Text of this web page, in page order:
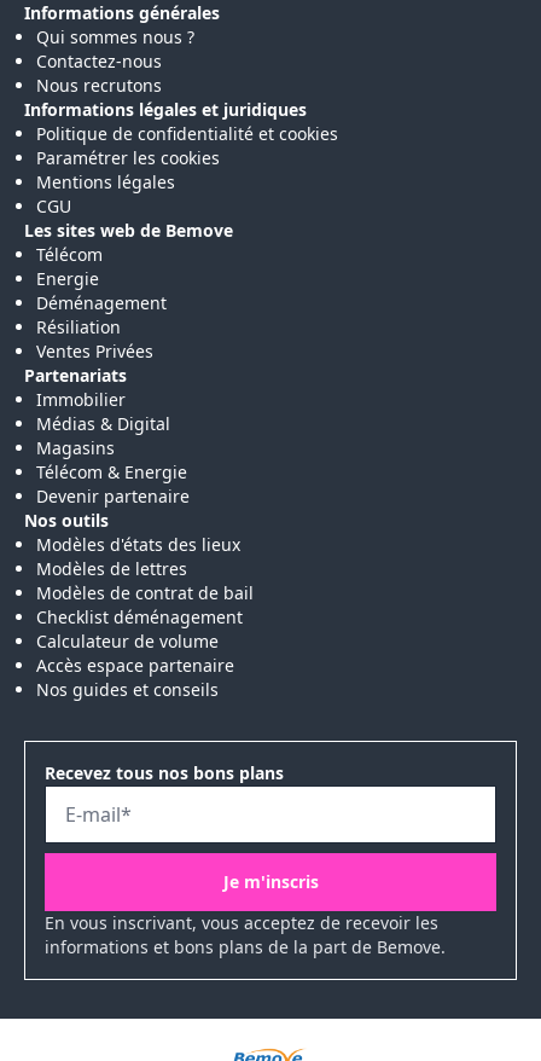
Informations générales
Qui sommes nous ?
Contactez-nous
Nous recrutons
Informations légales et juridiques
Politique de confidentialité et cookies
Paramétrer les cookies
Mentions légales
CGU
Les sites web de Bemove
Télécom
Energie
Déménagement
Résiliation
Ventes Privées
Partenariats
Immobilier
Médias & Digital
Magasins
Télécom & Energie
Devenir partenaire
Nos outils
Modèles d'états des lieux
Modèles de lettres
Modèles de contrat de bail
Checklist déménagement
Calculateur de volume
Accès espace partenaire
Nos guides et conseils
Recevez tous nos bons plans
En vous inscrivant, vous acceptez de recevoir les
informations et bons plans de la part de Bemove.